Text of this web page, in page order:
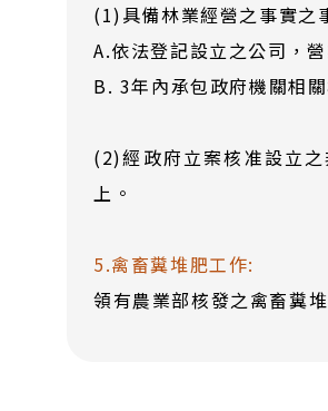
(1)具備林業經營之事實之
A.依法登記設立之公司，
B. 3年內承包政府機關相
(2)經政府立案核准設立
上。
5.禽畜糞堆肥工作:
領有農業部核發之禽畜糞